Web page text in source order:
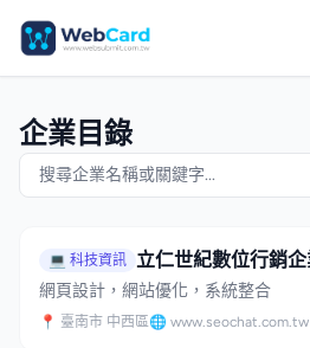
企業目錄
💻 科技資訊 立仁世紀數位行銷
網頁設計，網站優化，系統整合
📍 臺南市 中西區🌐 www.seochat.com.tw